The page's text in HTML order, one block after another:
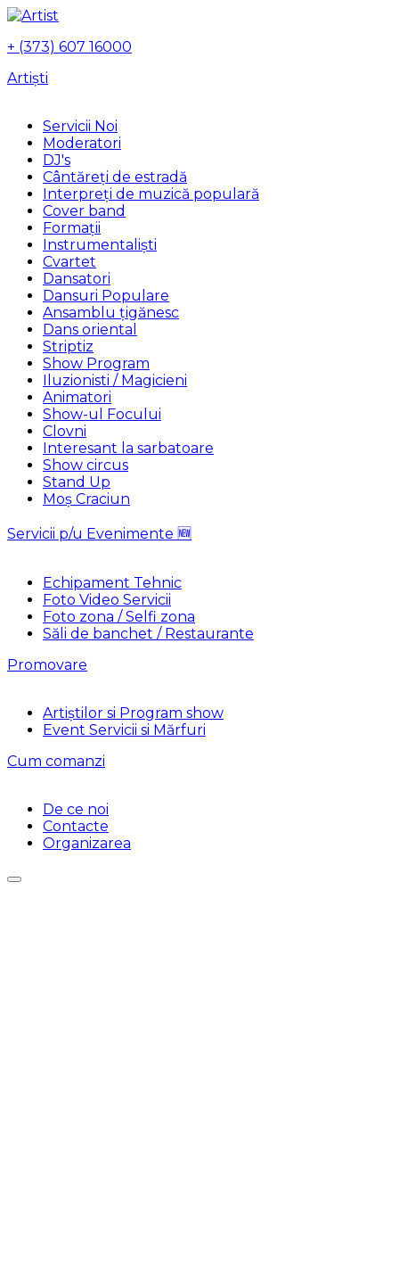
+ (373) 607 16000
Artiști
Servicii Noi
Moderatori
DJ's
Сântăreți de estradă
Interpreți de muzică populară
Сover band
Formații
Instrumentalişti
Cvartet
Dansatori
Dansuri Populare
Ansamblu țigănesc
Dans oriental
Striptiz
Show Program
Iluzionisti / Magicieni
Animatori
Show-ul Focului
Clovni
Interesant la sarbatoare
Show circus
Stand Up
Moș Craciun
Servicii p/u Evenimente 🆕
Echipament Tehnic
Foto Video Servicii
Foto zona / Selfi zona
Săli de banchet / Restaurante
Promovare
Artiștilor si Program show
Event Servicii si Mărfuri
Cum comanzi
De ce noi
Contacte
Organizarea